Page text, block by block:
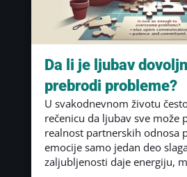
Da li je ljubav
prebrodi probleme?
U svakodnevnom životu
rečenicu da ljubav sve može
realnost partnerskih odnosa
emocije samo jedan deo
zaljubljenosti daje energiju,